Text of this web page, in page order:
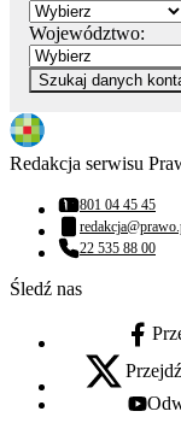
Województwo:
Szukaj danych
Redakcja serwisu
Numer telefonu:
801 04 45 45
Adres email:
Numer telefonu:
22 535 88 00
Śledź nas
x - otwiera się
youtube